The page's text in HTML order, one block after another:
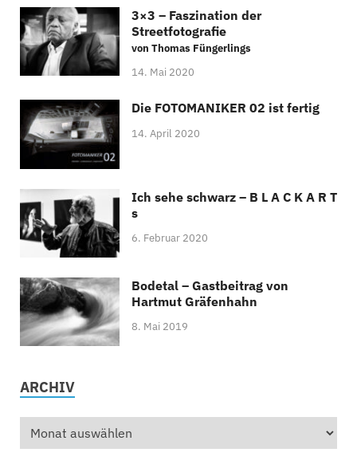
3×3 – Faszination der
Streetfotografie
von Thomas Füngerlings
14. Mai 2020
Die FOTOMANIKER 02 ist fertig
14. April 2020
Ich sehe schwarz – B L A C K A R T
s
6. Februar 2020
Bodetal – Gastbeitrag von
Hartmut Gräfenhahn
8. Mai 2019
ARCHIV